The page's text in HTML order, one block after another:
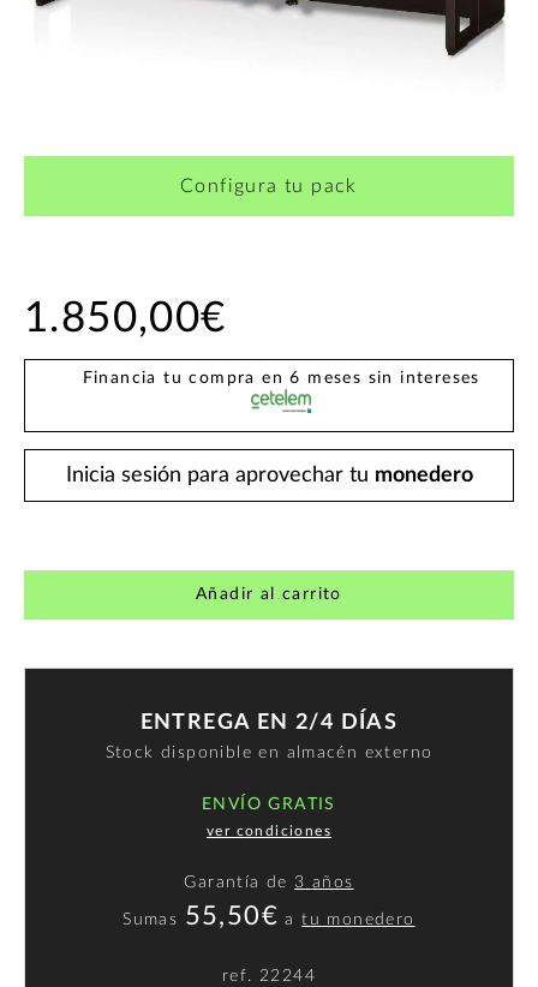
Configura tu pack
1.850,00€
Financia tu compra en 6 meses sin intereses
Inicia sesión para aprovechar tu monedero
Añadir al carrito
ENTREGA EN 2/4 DÍAS
Stock disponible en almacén externo
ENVÍO GRATIS
ver condiciones
Garantía de 3 años
Sumas 55,50€ atu monedero
ref. 22244